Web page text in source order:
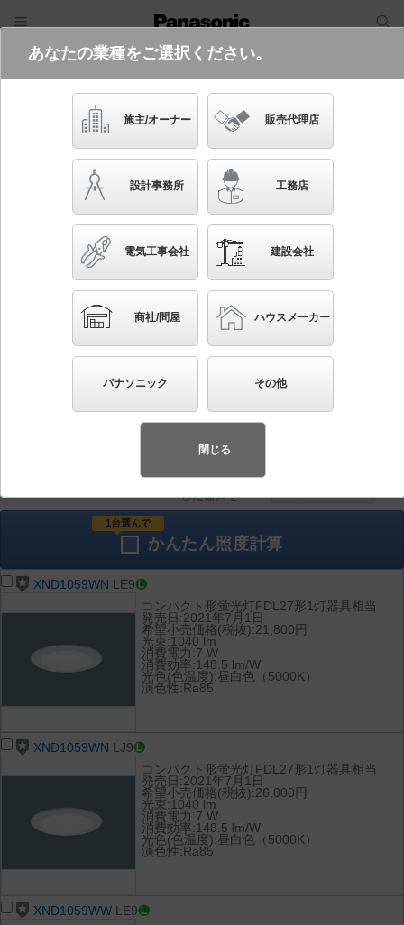
電気・建築設備（ビジネス）
照明器具検索
品番・キーワード
関連商品検索 浅型ダウンライト
条件を選び直す
1806件 ◀ 1/181 ▼ ▶
各種データ
チェック
した器具を
1台選んで
かんたん 照度計算
XND1059WN LE9
コンパクト形蛍光灯FDL27形1灯器具相当
発売日:2021年7月1日
希望小売価格(税抜):21,800円
光束:1040 lm
消費電力:7 W
消費効率:148.5 lm/W
光色(色温度):昼白色（5000K）
演色性:Ra85
XND1059WN LJ9
コンパクト形蛍光灯FDL27形1灯器具相当
発売日:2021年7月1日
希望小売価格(税抜):26,000円
光束:1040 lm
消費電力:7 W
消費効率:148.5 lm/W
光色(色温度):昼白色（5000K）
演色性:Ra85
XND1059WW LE9
あなたの業種をご選択ください。
施主/オーナー 販売代理店
設計事務所 工務店
電気工事会社 建設会社
商社/問屋 ハウスメーカー
パナソニック その他
閉じる